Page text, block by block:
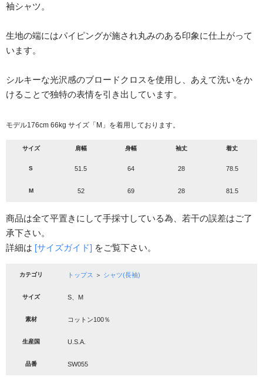
袖シャツ。
生地の端にはパイピングが施され丸みのある印象に仕上がって
います。
シルキーな光沢感のブロードクロスを使用し、あえて洗いをか
けることで独特の表情を引き出しています。
モデル176cm 66kg サイズ「M」を着用しております。
サイズ 肩幅 身幅 袖丈 着丈
S 51.5 64 28 78.5
M 52 69 28 81.5
商品は全て平置きにして手採寸している為、若干の誤差はご了
承下さい。
詳細は [サイズガイド] をご覧下さい。
カテゴリ トップス ＞ シャツ(長袖)
サイズ S、M
素材 コットン100％
生産国 U.S.A.
品番 SW055